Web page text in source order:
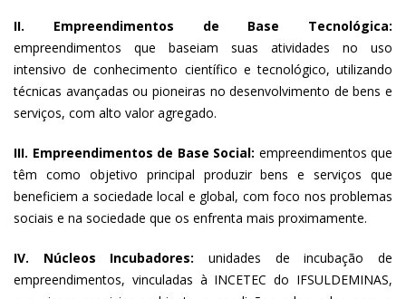
II. Empreendimentos de Base Tecnológica:
empreendimentos que baseiam suas atividades no uso
intensivo de conhecimento científico e tecnológico, utilizando
técnicas avançadas ou pioneiras no desenvolvimento de bens e
serviços, com alto valor agregado.
III. Empreendimentos de Base Social: empreendimentos que
têm como objetivo principal produzir bens e serviços que
beneficiem a sociedade local e global, com foco nos problemas
sociais e na sociedade que os enfrenta mais proximamente.
IV. Núcleos Incubadores: unidades de incubação de
empreendimentos, vinculadas à INCETEC do IFSULDEMINAS,